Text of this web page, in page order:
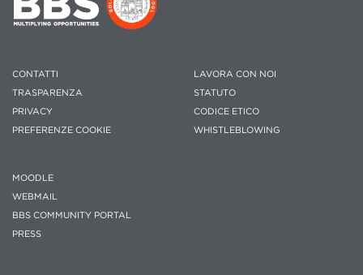
CONTATTI
TRASPARENZA
PRIVACY
PREFERENZE COOKIE
LAVORA CON NOI
STATUTO
CODICE ETICO
WHISTLEBLOWING
MOODLE
WEBMAIL
BBS COMMUNITY PORTAL
PRESS